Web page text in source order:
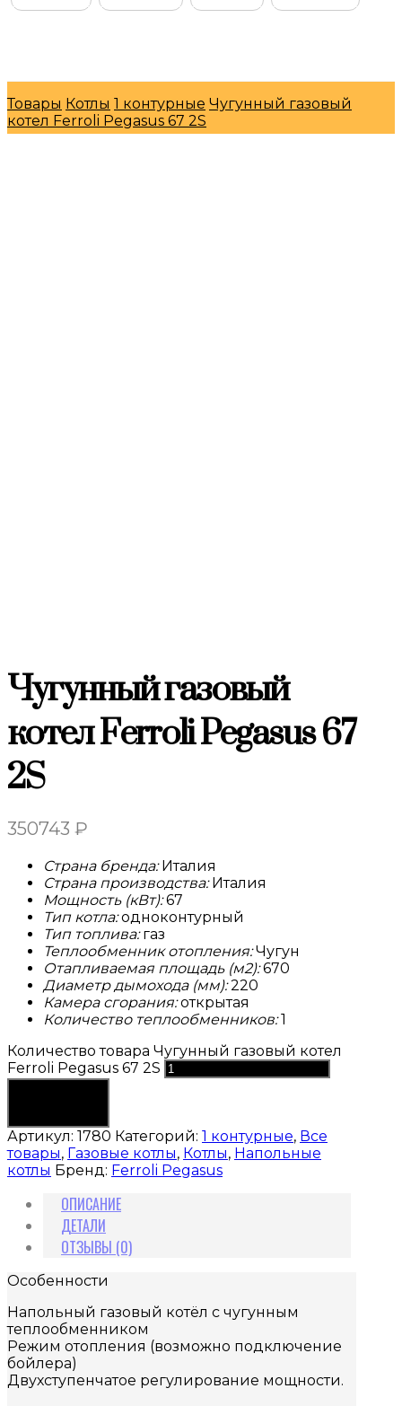
Товары Котлы 1 контурные Чугунный газовый
котел Ferroli Pegasus 67 2S
Чугунный газовый
котел Ferroli Pegasus 67
2S
350743 ₽
Страна бренда:Италия
Страна производства:Италия
Мощность (кВт):67
Тип котла:одноконтурный
Тип топлива:газ
Теплообменник отопления:Чугун
Отапливаемая площадь (м2):670
Диаметр дымохода (мм):220
Камера сгорания:открытая
Количество теплообменников:1
Количество товара Чугунный газовый котел
Ferroli Pegasus 67 2S
Артикул: 1780 Категорий: 1 контурные, Все
товары, Газовые котлы, Котлы, Напольные
котлы Бренд: Ferroli Pegasus
ОПИСАНИЕ
ДЕТАЛИ
ОТЗЫВЫ (0)
Особенности
Напольный газовый котёл с чугунным
теплообменником
Режим отопления (возможно подключение
бойлера)
Двухступенчатое регулирование мощности.